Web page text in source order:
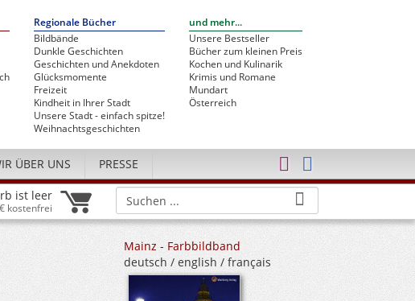
Regionale Bücher
Bildbände
Dunkle Geschichten
Geschichten und Anekdoten
Glücksmomente
Freizeit
Kindheit in Ihrer Stadt
Unsere Stadt - einfach spitze!
Weihnachtsgeschichten
und mehr...
Unsere Bestseller
Bücher zum kleinen Preis
Kochen und Kulinarik
Krimis und Romane
Mundart
Österreich
ÜBER UNS PRESSE
ist leer
kostenfrei
Mainz - Farbbildband
deutsch / english / français